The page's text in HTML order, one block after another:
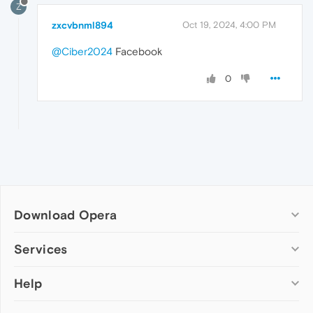
Z
zxcvbnml894 Oct 19, 2024, 4:00 PM
@Ciber2024 Facebook
0
Download Opera
Computer browsers
Opera for Mac
Services
Add-ons
Help